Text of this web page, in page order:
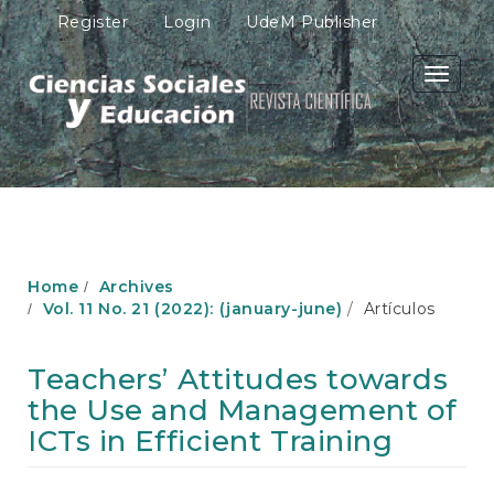
M
a
i
n
N
a
v
i
g
n
n
C
o
n
Register Login UdeM Publisher
Toggle
Home
Archives
Vol. 11 No. 21 (2022): (january-june)
Artículos
Teachers’ Attitudes towards
the Use and Management of
ICTs in Efficient Training